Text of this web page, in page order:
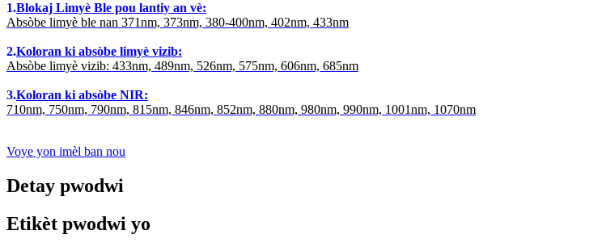
1.Blokaj Limyè Ble pou lantiy an vè:
Absòbe limyè ble nan 371nm, 373nm, 380-400nm, 402nm, 433nm
2.Koloran ki absòbe limyè vizib:
Absòbe limyè vizib: 433nm, 489nm, 526nm, 575nm, 606nm, 685nm
3.Koloran ki absòbe NIR:
710nm, 750nm, 790nm, 815nm, 846nm, 852nm, 880nm, 980nm, 990nm, 1001nm, 1070nm
Voye yon imèl ban nou
Detay pwodwi
Etikèt pwodwi yo